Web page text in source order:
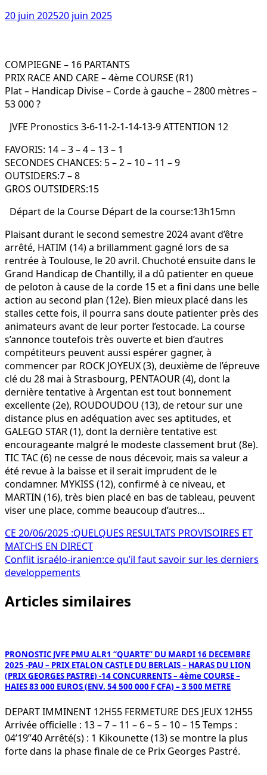
20 juin 202520 juin 2025
COMPIEGNE – 16 PARTANTS
PRIX RACE AND CARE – 4ème COURSE (R1)
Plat – Handicap Divise – Corde à gauche – 2800 mètres –
53 000 ?
JVFE Pronostics 3-6-11-2-1-14-13-9 ATTENTION 12
FAVORIS: 14 – 3 – 4 – 13 – 1
SECONDES CHANCES: 5 – 2 – 10 – 11 – 9
OUTSIDERS:7 – 8
GROS OUTSIDERS:15
Départ de la Course Départ de la course:13h15mn
Plaisant durant le second semestre 2024 avant d’être
arrêté, HATIM (14) a brillamment gagné lors de sa
rentrée à Toulouse, le 20 avril. Chuchoté ensuite dans le
Grand Handicap de Chantilly, il a dû patienter en queue
de peloton à cause de la corde 15 et a fini dans une belle
action au second plan (12e). Bien mieux placé dans les
stalles cette fois, il pourra sans doute patienter près des
animateurs avant de leur porter l’estocade. La course
s’annonce toutefois très ouverte et bien d’autres
compétiteurs peuvent aussi espérer gagner, à
commencer par ROCK JOYEUX (3), deuxième de l’épreuve
clé du 28 mai à Strasbourg, PENTAOUR (4), dont la
dernière tentative à Argentan est tout bonnement
excellente (2e), ROUDOUDOU (13), de retour sur une
distance plus en adéquation avec ses aptitudes, et
GALEGO STAR (1), dont la dernière tentative est
encourageante malgré le modeste classement brut (8e).
TIC TAC (6) ne cesse de nous décevoir, mais sa valeur a
été revue à la baisse et il serait imprudent de le
condamner. MYKISS (12), confirmé à ce niveau, et
MARTIN (16), très bien placé en bas de tableau, peuvent
viser une place, comme beaucoup d’autres…
Navigation
de
l’article
CE 20/06/2025 :QUELQUES RESULTATS PROVISOIRES ET
MATCHS EN DIRECT
Conflit israélo-iranien:ce qu’il faut savoir sur les derniers
developpements
Articles similaires
PRONOSTIC JVFE PMU ALR1 “QUARTE” DU MARDI 16 DECEMBRE
2025 -PAU – PRIX ETALON CASTLE DU BERLAIS – HARAS DU LION
(PRIX GEORGES PASTRE) -14 CONCURRENTS – 4ème COURSE –
HAIES 83 000 EUROS (ENV. 54 500 000 F CFA) – 3 500 METRE
DEPART IMMINENT 12H55 FERMETURE DES JEUX 12H55
Arrivée officielle : 13 – 7 – 11 – 6 – 5 – 10 – 15 Temps :
04’19”40 Arrêté(s) : 1 Kikounette (13) se montre la plus
forte dans la phase finale de ce Prix Georges Pastré.